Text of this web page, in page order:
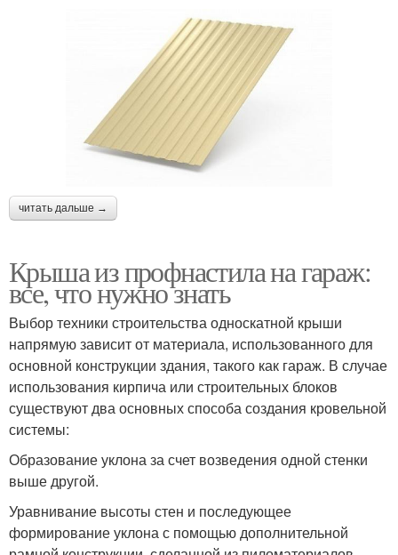
читать дальше →
Крыша из профнастила на гараж:
все, что нужно знать
Выбор техники строительства односкатной крыши
напрямую зависит от материала, использованного для
основной конструкции здания, такого как гараж. В случае
использования кирпича или строительных блоков
существуют два основных способа создания кровельной
системы:
Образование уклона за счет возведения одной стенки
выше другой.
Уравнивание высоты стен и последующее
формирование уклона с помощью дополнительной